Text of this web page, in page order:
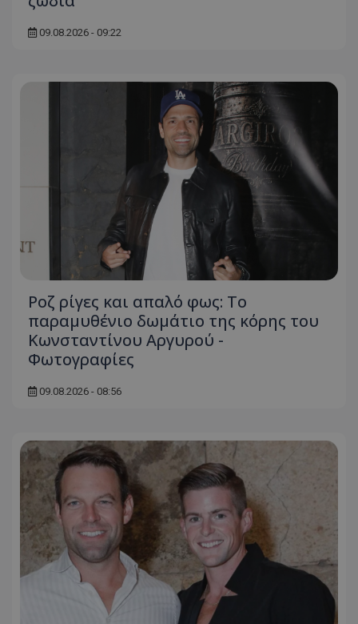
09.08.2026 - 09:22
Ροζ ρίγες και απαλό φως: Το
παραμυθένιο δωμάτιο της κόρης του
Κωνσταντίνου Αργυρού -
Φωτογραφίες
09.08.2026 - 08:56